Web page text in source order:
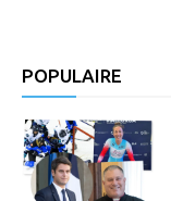
POPULAIRE